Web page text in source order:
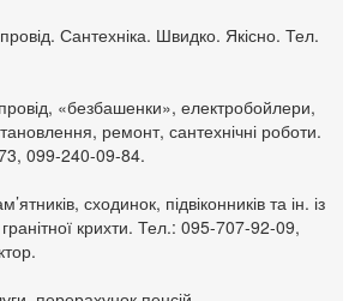
Сантехніка. Швидко. Якісно. Тел.
«безбашенки», електробойлери,
ремонт, сантехнічні роботи.
099-240-09-84.
сходинок, підвіконників та ін. із
крихти. Тел.: 095-707-92-09,